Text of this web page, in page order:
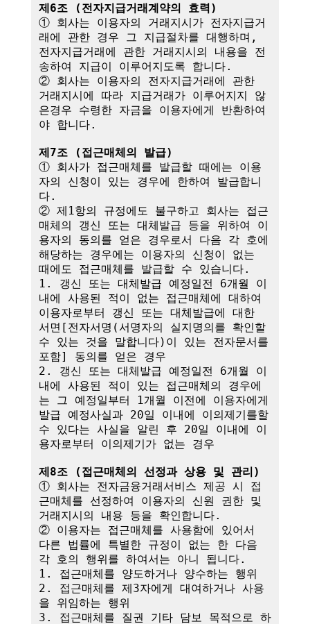
제6조 (전자지급거래계약의 효력)
① 회사는 이용자의 거래지시가 전자지급거
래에 관한 경우 그 지급절차를 대행하며,
전자지급거래에 관한 거래지시의 내용을 전
송하여 지급이 이루어지도록 합니다.
② 회사는 이용자의 전자지급거래에 관한
거래지시에 따라 지급거래가 이루어지지 않
은경우 수령한 자금을 이용자에게 반환하여
야 합니다.
제7조 (접근매체의 발급)
① 회사가 접근매체를 발급할 때에는 이용
자의 신청이 있는 경우에 한하여 발급합니
다.
② 제1항의 규정에도 불구하고 회사는 접근
매체의 갱신 또는 대체발급 등을 위하여 이
용자의 동의를 얻은 경우로서 다음 각 호에
해당하는 경우에는 이용자의 신청이 없는
때에도 접근매체를 발급할 수 있습니다.
1. 갱신 또는 대체발급 예정일전 6개월 이
내에 사용된 적이 없는 접근매체에 대하여
이용자로부터 갱신 또는 대체발급에 대한
서면[전자서명(서명자의 실지명의를 확인할
수 있는 것을 말합니다)이 있는 전자문서를
포함] 동의를 얻은 경우
2. 갱신 또는 대체발급 예정일전 6개월 이
내에 사용된 적이 있는 접근매체의 경우에
는 그 예정일부터 1개월 이전에 이용자에게
발급 예정사실과 20일 이내에 이의제기를할
수 있다는 사실을 알린 후 20일 이내에 이
용자로부터 이의제기가 없는 경우
제8조 (접근매체의 선정과 상용 및 관리)
① 회사는 전자금융거래서비스 제공 시 접
근매체를 선정하여 이용자의 신원 권한 및
거래지시의 내용 등을 확인합니다.
② 이용자는 접근매체를 사용함에 있어서
다른 법률에 특별한 규정이 없는 한 다음
각 호의 행위를 하여서는 아니 됩니다.
1. 접근매체를 양도하거나 양수하는 행위
2. 접근매체를 제3자에게 대여하거나 사용
을 위임하는 행위
3. 접근매체를 질권 기타 담보 목적으로 하